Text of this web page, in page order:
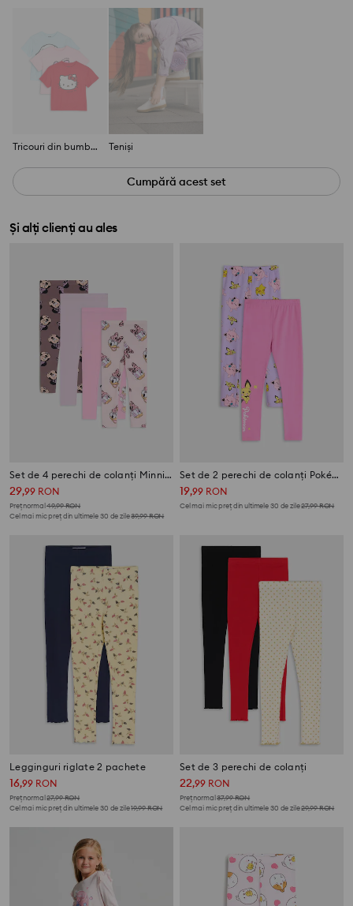
Tricouri din bumbac cu mânecă scurtă 3 pack Hello Kitty and Friends Teniși
Cumpără acest set
Și alți clienți au ales
Set de 4 perechi de colanți Minnie Mouse
29,99 RON
Preț normal49,99RON
Cel mai mic preț din ultimele 30 de zile39,99RON
Set de 2 perechi de colanți Pokémon
19,99 RON
Cel mai mic preț din ultimele 30 de zile27,99RON
Legginguri riglate 2 pachete
16,99 RON
Preț normal27,99RON
Cel mai mic preț din ultimele 30 de zile19,99RON
Set de 3 perechi de colanți
22,99 RON
Preț normal37,99RON
Cel mai mic preț din ultimele 30 de zile29,99RON